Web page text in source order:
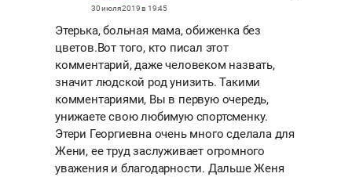
30 июля 2019 в 19:45
Этерька, больная мама, обиженка без
цветов.Вот того, кто писал этот
комментарий, даже человеком назвать,
значит людской род унизить. Такими
комментариями, Вы в первую очередь,
унижаете свою любимую спортсменку.
Этери Георгиевна очень много сделала для
Жени, ее труд заслуживает огромного
уважения и благодарности. Дальше Женя